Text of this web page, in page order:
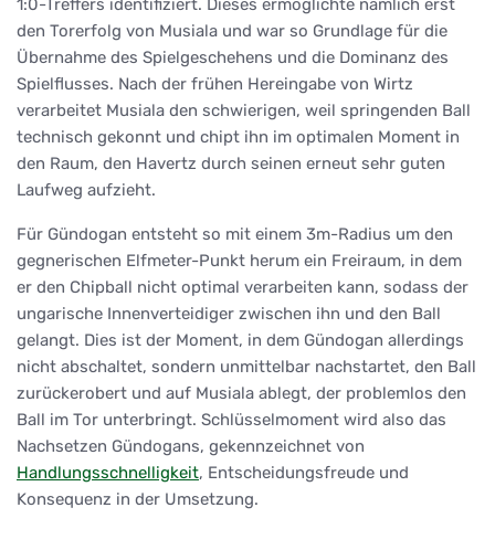
1:0-Treffers identifiziert. Dieses ermöglichte nämlich erst
den Torerfolg von Musiala und war so Grundlage für die
Übernahme des Spielgeschehens und die Dominanz des
Spielflusses. Nach der frühen Hereingabe von Wirtz
verarbeitet Musiala den schwierigen, weil springenden Ball
technisch gekonnt und chipt ihn im optimalen Moment in
den Raum, den Havertz durch seinen erneut sehr guten
Laufweg aufzieht.
Für Gündogan entsteht so mit einem 3m-Radius um den
gegnerischen Elfmeter-Punkt herum ein Freiraum, in dem
er den Chipball nicht optimal verarbeiten kann, sodass der
ungarische Innenverteidiger zwischen ihn und den Ball
gelangt. Dies ist der Moment, in dem Gündogan allerdings
nicht abschaltet, sondern unmittelbar nachstartet, den Ball
zurückerobert und auf Musiala ablegt, der problemlos den
Ball im Tor unterbringt. Schlüsselmoment wird also das
Nachsetzen Gündogans, gekennzeichnet von
Handlungsschnelligkeit, Entscheidungsfreude und
Konsequenz in der Umsetzung.